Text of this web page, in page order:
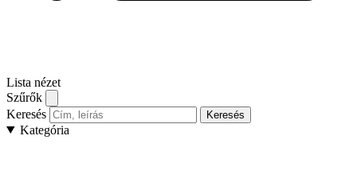
Lista nézet
Szűrők
Keresés
Keresés
Kategória